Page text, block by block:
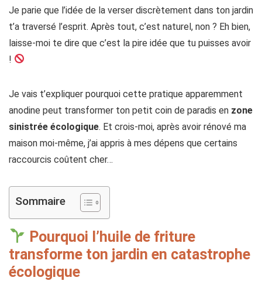
Je parie que l’idée de la verser discrètement dans ton jardin
t’a traversé l’esprit. Après tout, c’est naturel, non ? Eh bien,
laisse-moi te dire que c’est la pire idée que tu puisses avoir
!
Je vais t’expliquer pourquoi cette pratique apparemment
anodine peut transformer ton petit coin de paradis en zone
sinistrée écologique. Et crois-moi, après avoir rénové ma
maison moi-même, j’ai appris à mes dépens que certains
raccourcis coûtent cher…
Sommaire
Pourquoi l’huile de friture
transforme ton jardin en catastrophe
écologique